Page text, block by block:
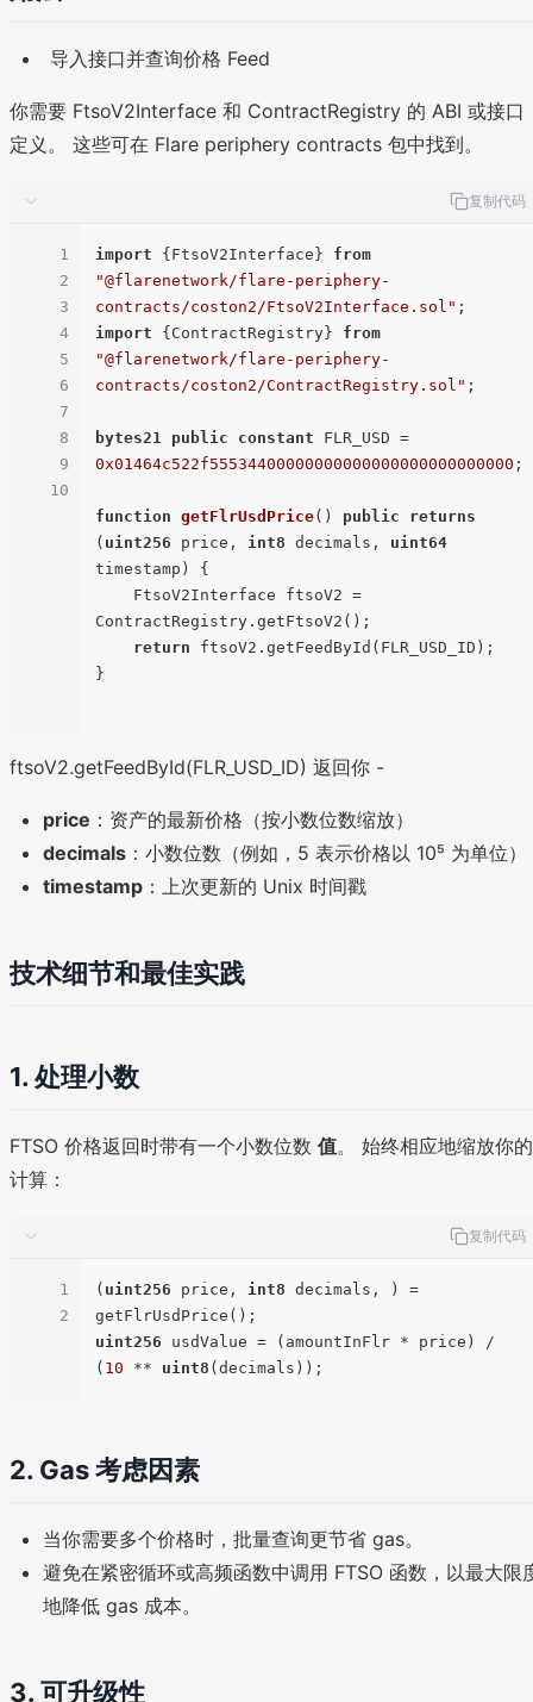
导入接口并查询价格 Feed
你需要 FtsoV2Interface 和 ContractRegistry 的 ABI 或接口
定义。 这些可在 Flare periphery contracts 包中找到。
复制代码
1
2
3
4
5
6
7
8
9
10
import {FtsoV2Interface} from
"@flarenetwork/flare-periphery-
contracts/coston2/FtsoV2Interface.sol"
import {ContractRegistry} from
"@flarenetwork/flare-periphery-
contracts/coston2/ContractRegistry.sol" ;
bytes21 public constant
0x01464c522f55534400000000000000000000000000 ;
function getFlrUsdPrice( ) public
returns
( uint256 price, int8 decimals, uint64
timestamp ) {
ContractRegistry.getFtsoV2();
return ftsoV2.getFeedById(FLR_USD_ID);
}
ftsoV2.getFeedById(FLR_USD_ID) 返回你 -
price ：资产的最新价格（按小数位数缩放）
decimals ：小数位数（例如，5 表示价格以 10⁵ 为单位）
timestamp ：上次更新的 Unix 时间戳
技术细节和最佳实践
1. 处理小数
FTSO 价格返回时带有一个小数位数 值。 始终相应地缩放你的
计算：
复制代码
1
2
( uint256 price, int8 decimals, ) =
uint256 usdValue = (amountInFlr * price) /
( 10 ** uint8
2. Gas 考虑因素
当你需要多个价格时，批量查询更节省 gas。
避免在紧密循环或高频函数中调用 FTSO 函数，以最大限
地降低 gas 成本。
3. 可升级性